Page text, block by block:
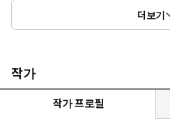
다. 팀 켈러는 복음 아닌 다른 복음
되고, 복음 안에서 자유자였다가 다
에는 복음을 듣거나 공부하거나 이
‘고차원적인’ 내용이 필요하다고 여
기초 교리이며 사람을 하나님 나라
잘못 이해한다. 복음은 기독교의
더보기
작가
작가 프로필